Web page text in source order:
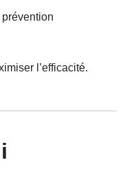
l’efficacité.